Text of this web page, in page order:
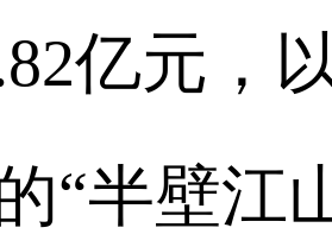
亿元，
“半壁江